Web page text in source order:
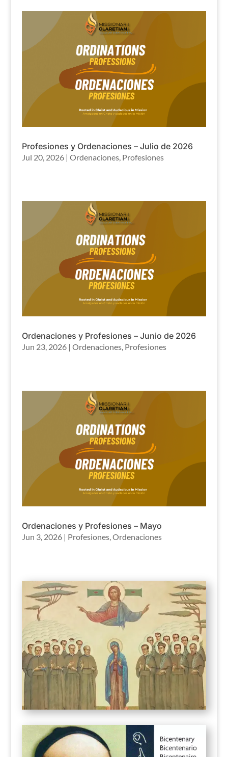
Profesiones y Ordenaciones – Julio de 2026
Jul 20, 2026| Ordenaciones, Profesiones
Ordenaciones y Profesiones – Junio de 2026
Jun 23, 2026| Ordenaciones, Profesiones
Ordenaciones y Profesiones – Mayo
Jun 3, 2026| Profesiones,Ordenaciones